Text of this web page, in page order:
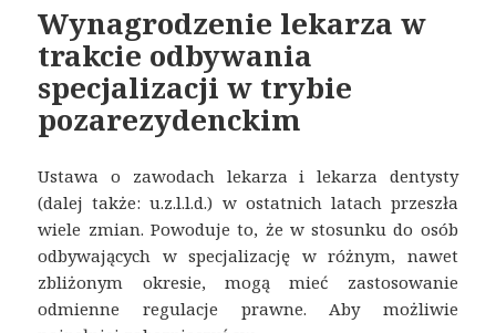
Wynagrodzenie lekarza w
trakcie odbywania
specjalizacji w trybie
pozarezydenckim
Ustawa o zawodach lekarza i lekarza dentysty
(dalej także: u.z.l.l.d.) w ostatnich latach przeszła
wiele zmian. Powoduje to, że w stosunku do osób
odbywających w specjalizację w różnym, nawet
zbliżonym okresie, mogą mieć zastosowanie
odmienne regulacje prawne. Aby możliwie